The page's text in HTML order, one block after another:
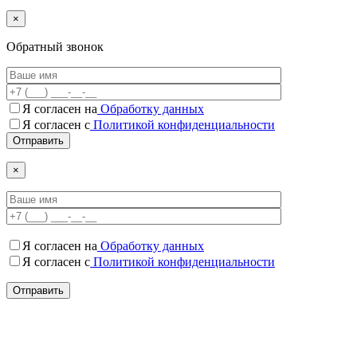
×
Обратный звонок
Я согласен на Обработку данных
Я согласен c Политикой конфиденциальности
×
Я согласен на Обработку данных
Я согласен c Политикой конфиденциальности